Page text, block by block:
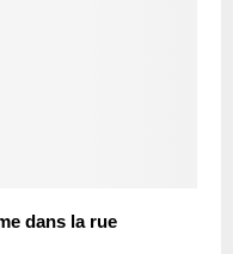
dans la rue